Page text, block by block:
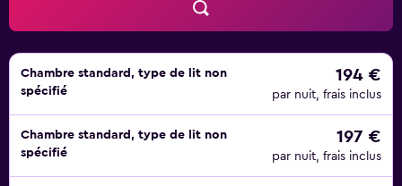
Ces activités peuvent faire l'objet de frais
supplémentaires.
Chambre standard, type de lit non
spécifié
194 €
par nuit, frais inclus
Chambre standard, type de lit non
spécifié
197 €
par nuit, frais inclus